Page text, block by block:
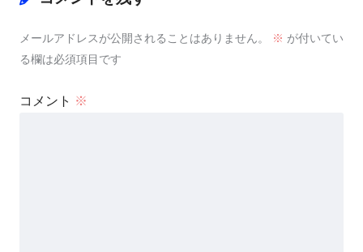
メールアドレスが公開されることはありません。 ※ が付いてい
る欄は必須項目です
コメント ※